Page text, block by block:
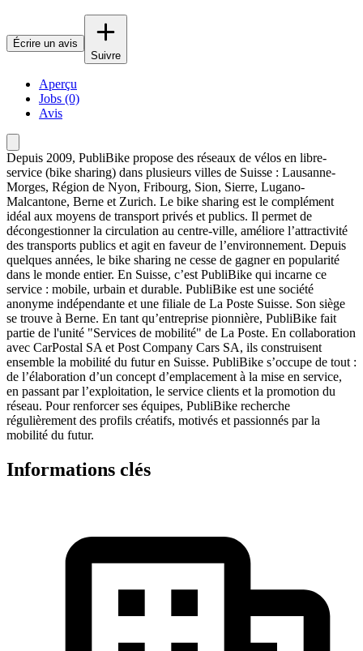
Écrire un avis
Suivre
Aperçu
Jobs (0)
Avis
Depuis 2009, PubliBike propose des réseaux de vélos en libre-
service (bike sharing) dans plusieurs villes de Suisse : Lausanne-
Morges, Région de Nyon, Fribourg, Sion, Sierre, Lugano-
Malcantone, Berne et Zurich. Le bike sharing est le complément
idéal aux moyens de transport privés et publics. Il permet de
décongestionner la circulation au centre-ville, améliore l’attractivité
des transports publics et agit en faveur de l’environnement. Depuis
quelques années, le bike sharing ne cesse de gagner en popularité
dans le monde entier. En Suisse, c’est PubliBike qui incarne ce
service : mobile, urbain et durable. PubliBike est une société
anonyme indépendante et une filiale de La Poste Suisse. Son siège
se trouve à Berne. En tant qu’entreprise pionnière, PubliBike fait
partie de l'unité "Services de mobilité" de La Poste. En collaboration
avec CarPostal SA et Post Company Cars SA, ils construisent
ensemble la mobilité du futur en Suisse. PubliBike s’occupe de tout :
de l’élaboration d’un concept d’emplacement à la mise en service,
en passant par l’exploitation, le service clients et la promotion du
réseau. Pour renforcer ses équipes, PubliBike recherche
régulièrement des profils créatifs, motivés et passionnés par la
mobilité du futur.
Informations clés